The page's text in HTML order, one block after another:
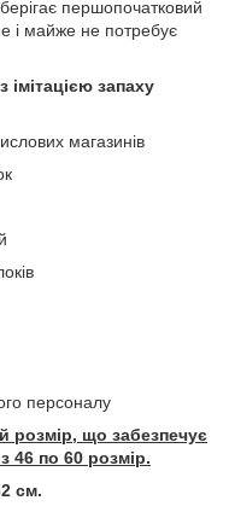
першопочатковий
і майже не потребує
запаху
магазинів
персоналу
розмір, що забезпечує
46 по 60 розмір.
см.